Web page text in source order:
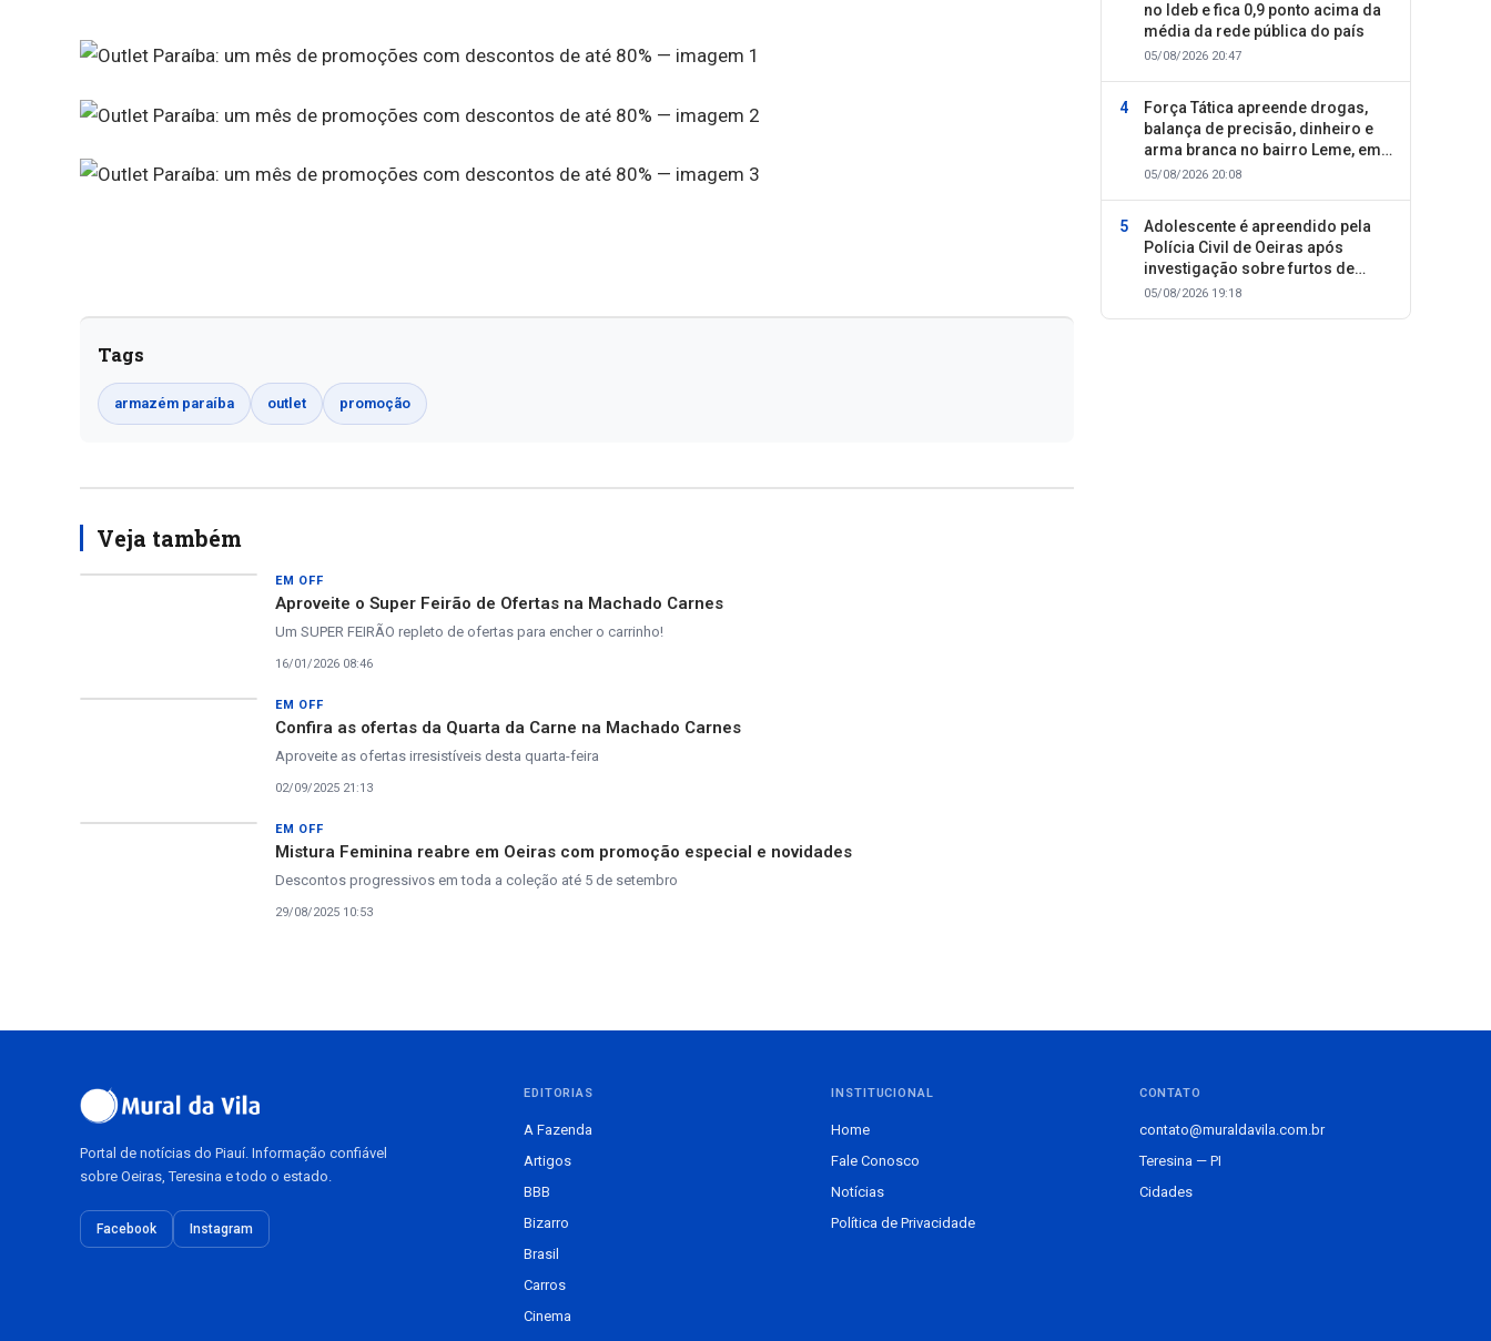
Tags
armazém paraíba outlet promoção
Veja também
EM OFF
Aproveite o Super Feirão de Ofertas na Machado Carnes
Um SUPER FEIRÃO repleto de ofertas para encher o carrinho!
16/01/2026 08:46
EM OFF
Confira as ofertas da Quarta da Carne na Machado Carnes
Aproveite as ofertas irresistíveis desta quarta-feira
02/09/2025 21:13
EM OFF
Mistura Feminina reabre em Oeiras com promoção especial e novidades
Descontos progressivos em toda a coleção até 5 de setembro
29/08/2025 10:53
no Ideb e fica 0,9 ponto acima da
média da rede pública do país
05/08/2026 20:47
Força Tática apreende drogas,
balança de precisão, dinheiro e
arma branca no bairro Leme, em
Oeiras
05/08/2026 20:08
Adolescente é apreendido pela
Polícia Civil de Oeiras após
investigação sobre furtos de
motocicletas
05/08/2026 19:18
Portal de notícias do Piauí. Informação confiável
sobre Oeiras, Teresina e todo o estado.
Facebook Instagram
EDITORIAS
A Fazenda
Artigos
BBB
Bizarro
Brasil
Carros
Cinema
INSTITUCIONAL
Home
Fale Conosco
Notícias
Política de Privacidade
CONTATO
contato@muraldavila.com.br
Teresina — PI
Cidades